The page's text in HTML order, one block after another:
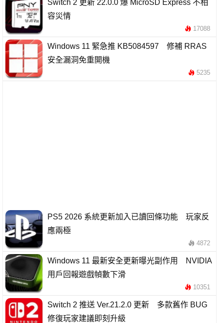
Switch 2 更新 22.0.0 爆 MicroSD Express 不相
容災情
17088
Windows 11 緊急推 KB5084597 修補 RRAS
安全漏洞免重開機
5235
PS5 2026 系統更新加入已讀回條功能 玩家反
應兩極
4872
Windows 11 最新安全更新曝光副作用 NVIDIA
用戶回報遊戲幀數下滑
10351
Switch 2 推送 Ver.21.2.0 更新 多款舊作 BUG
修復玩家建議即刻升級